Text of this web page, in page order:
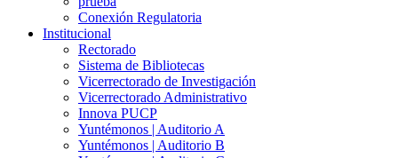
Conexión Regulatoria
Institucional
Rectorado
Sistema de Bibliotecas
Vicerrectorado de Investigación
Vicerrectorado Administrativo
Innova PUCP
Yuntémonos | Auditorio A
Yuntémonos | Auditorio B